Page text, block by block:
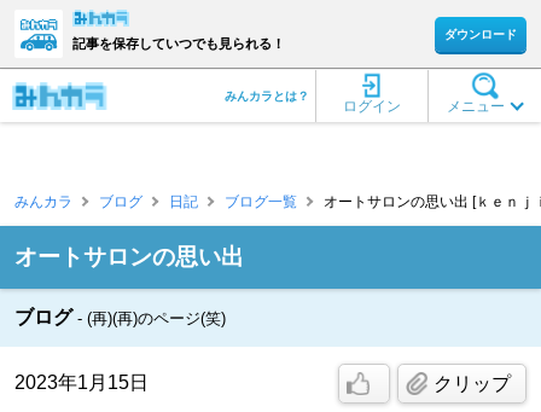
記事を保存していつでも見られる！
ダウンロード
メニュー
ログイン
みんカラとは？
みんカラ ブログ 日記 ブログ一覧 オートサロンの思い出 [ｋｅｎｊ
オートサロンの思い出
ブログ (再)(再)のページ(笑)
2023年1月15日 クリップ